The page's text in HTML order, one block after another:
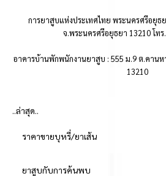
การยาสูบแห่งประเทศไทย พระนครศรีอยุธ
จ.พระนครศรีอยุธยา 13210 โทร
อาคารบ้านพักพนักงานยาสูบ : 555 ม.9 ต.คาน
13210
..ล่าสุด..
ราคาขายบุหรี่/ยาเส้น
ยาสูบกับการค้นพบ